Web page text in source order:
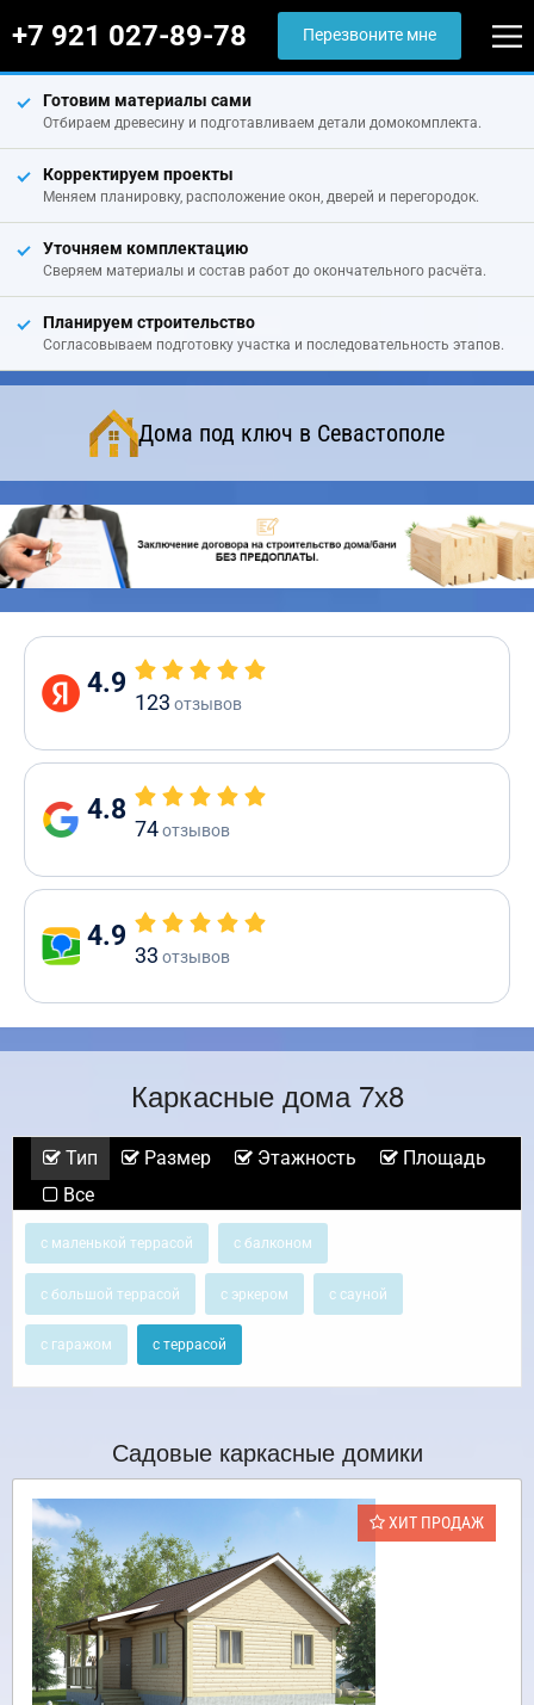
+7 921 027-89-78 Перезвоните мне
Готовим материалы сами
Отбираем древесину и подготавливаем детали домокомплекта.
Корректируем проекты
Меняем планировку, расположение окон, дверей и перегородок.
Уточняем комплектацию
Сверяем материалы и состав работ до окончательного расчёта.
Планируем строительство
Согласовываем подготовку участка и последовательность этапов.
Дома под ключ в Севастополе
4.9
123 отзывов
4.8
74отзывов
4.9
33 отзывов
Каркасные дома 7х8
Тип Размер Этажность
Площадь
Все
с маленькой террасой с балконом
с большой террасой с эркером с сауной
с гаражом с террасой
Садовые каркасные домики
ХИТ ПРОДАЖ